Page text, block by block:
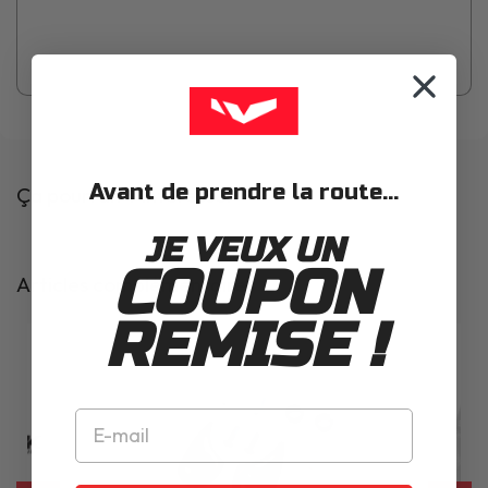
Ça pourrait t'intéresser
Articles complémentaires
Avant de prendre la route...
JE VEUX UN
COUPON
REMISE !